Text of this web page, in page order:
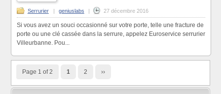
Serrurier geniuslabs 27 décembre 2016
Si vous avez un souci occasionné sur votre porte, telle une fracture de
porte ou une clé cassée dans la serrure, appelez Euroservice serrurier
Villeurbanne. Pou...
Page 1 of 2 1 2 ››